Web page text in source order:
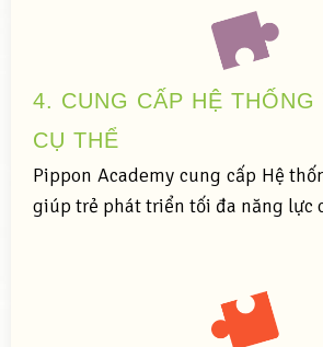
4. CUNG CẤP HỆ THỐNG
CỤ THỂ
Pippon Academy cung cấp Hệ
giúp trẻ phát triển tối đa năng lực